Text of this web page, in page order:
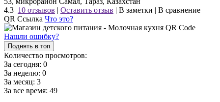
4.3 10 отзывов | Оставить отзыв | В заметки | В сравнение
QR Ссылка Что это?
Нашли ошибку?
Поднять в топ
Количество просмотров:
За сегодня: 0
За неделю: 0
За месяц: 3
За все время: 49